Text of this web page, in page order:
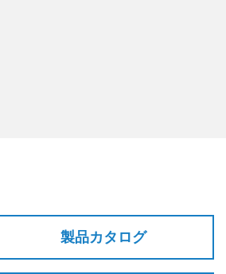
製品カタログ